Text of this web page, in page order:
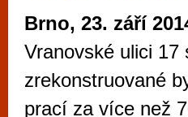
Brno, 23. září
Vranovské ulici 17
zrekonstruované
prací za více než
Mimo jiné je ale